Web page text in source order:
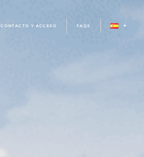
CONTACTO Y ACCESO FAQS